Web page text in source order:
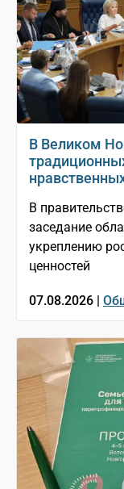
В Великом
В
заседание
укреплению
ценностей
07.08.2026 |